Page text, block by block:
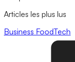
Articles les plus lus
Business FoodTech